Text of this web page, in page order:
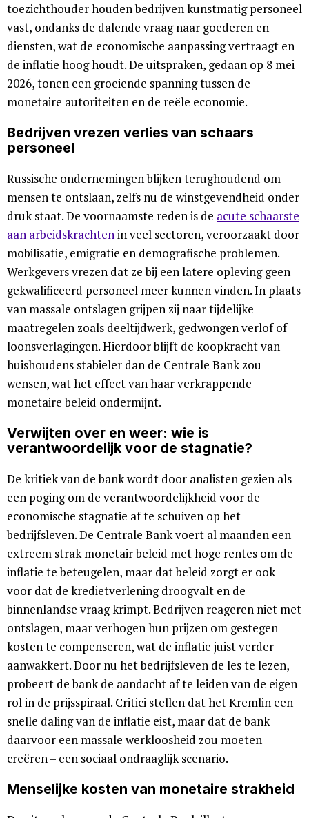
toezichthouder houden bedrijven kunstmatig personeel
vast, ondanks de dalende vraag naar goederen en
diensten, wat de economische aanpassing vertraagt en
de inflatie hoog houdt. De uitspraken, gedaan op 8 mei
2026, tonen een groeiende spanning tussen de
monetaire autoriteiten en de reële economie.
Bedrijven vrezen verlies van schaars
personeel
Russische ondernemingen blijken terughoudend om
mensen te ontslaan, zelfs nu de winstgevendheid onder
druk staat. De voornaamste reden is de acute schaarste
aan arbeidskrachtenin veel sectoren, veroorzaakt door
mobilisatie, emigratie en demografische problemen.
Werkgevers vrezen dat ze bij een latere opleving geen
gekwalificeerd personeel meer kunnen vinden. In plaats
van massale ontslagen grijpen zij naar tijdelijke
maatregelen zoals deeltijdwerk, gedwongen verlof of
loonsverlagingen. Hierdoor blijft de koopkracht van
huishoudens stabieler dan de Centrale Bank zou
wensen, wat het effect van haar verkrappende
monetaire beleid ondermijnt.
Verwijten over en weer: wie is
verantwoordelijk voor de stagnatie?
De kritiek van de bank wordt door analisten gezien als
een poging om de verantwoordelijkheid voor de
economische stagnatie af te schuiven op het
bedrijfsleven. De Centrale Bank voert al maanden een
extreem strak monetair beleid met hoge rentes om de
inflatie te beteugelen, maar dat beleid zorgt er ook
voor dat de kredietverlening droogvalt en de
binnenlandse vraag krimpt. Bedrijven reageren niet met
ontslagen, maar verhogen hun prijzen om gestegen
kosten te compenseren, wat de inflatie juist verder
aanwakkert. Door nu het bedrijfsleven de les te lezen,
probeert de bank de aandacht af te leiden van de eigen
rol in de prijsspiraal. Critici stellen dat het Kremlin een
snelle daling van de inflatie eist, maar dat de bank
daarvoor een massale werkloosheid zou moeten
creëren – een sociaal ondraaglijk scenario.
Menselijke kosten van monetaire strakheid